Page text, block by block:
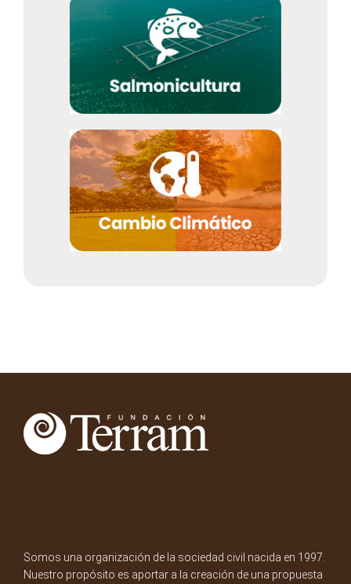
Somos una organización de la sociedad civil nacida en 1997.
Nuestro propósito es aportar a la creación de una propuesta